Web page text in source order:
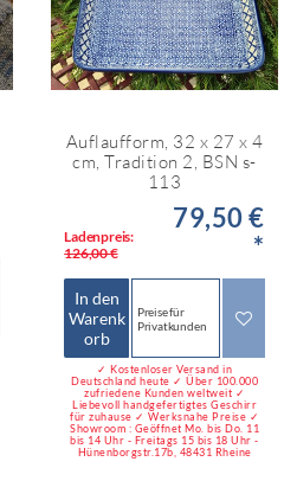
Auflaufform, 32 x 27 x 4
cm, Tradition 2, BSN s-
113
Ladenpreis:
126,00 €
79,50 €
*
In den
Warenk
orb
Preise für
Privatkunden
✓ Kostenloser Versand in
Deutschland heute ✓ Über 100.000
zufriedene Kunden weltweit ✓
Liebevoll handgefertigtes Geschirr
für zuhause ✓ Werksnahe Preise ✓
Showroom : Geöffnet Mo. bis Do. 11
bis 14 Uhr - Freitags 15 bis 18 Uhr -
Hünenborgstr.17b, 48431 Rheine